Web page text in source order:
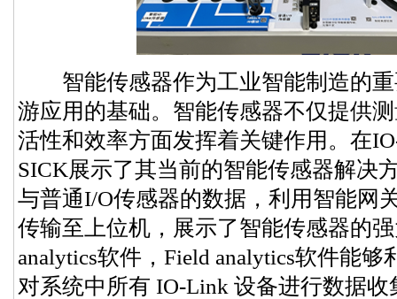
智能传感器作为工业智能制造的重
游应用的基础。智能传感器不仅提供
活性和效率方面发挥着关键作用。在
SICK展示了其当前的智能传感器解决
与普通I/O传感器的数据，利用智能网
传输至上位机，展示了智能传感器的
analytics软件，Field analytics软件能
对系统中所有 IO-Link 设备进行数据